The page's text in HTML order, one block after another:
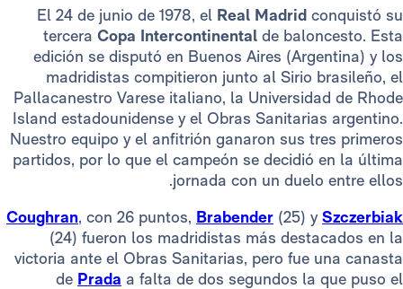
El 24 de junio de 1978, elReal Madrid
terceraCopa Intercontinentalde
edición se disputó en Buenos Aires
madridistas compitieron junto al Sirio
Pallacanestro Varese italiano, la Universidad
Island estadounidense y el Obras Sanitarias
Nuestro equipo y el anfitrión ganaron sus
partidos, por lo que el campeón se decidió
jornada con un duelo
Coughran, con 26 puntos,Brabender (25) y
(24) fueron los madridistas más
victoria ante el Obras Sanitarias, pero fue
dePrada a falta de dos segundos la